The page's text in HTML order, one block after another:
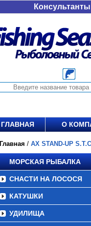
Консультанты
ГЛАВНАЯ О
Главная / AX STAND-UP
МОРСКАЯ РЫБАЛКА
СНАСТИ НА ЛОСОСЯ
КАТУШКИ
УДИЛИЩА